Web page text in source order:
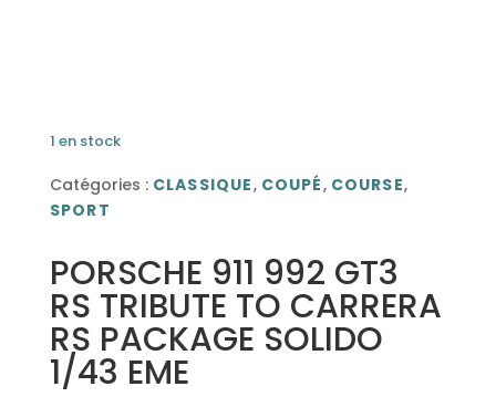
1 en stock
Catégories : CLASSIQUE, COUPÉ, COURSE,
SPORT
PORSCHE 911 992 GT3
RS TRIBUTE TO CARRERA
RS PACKAGE SOLIDO
1/43 EME